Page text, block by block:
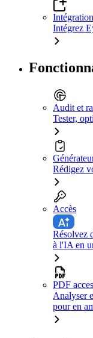
Intégrez
Audit et
Tester,
Rédigez
Accès
Résolvez
à l'IA en
PDF
Analyser
pour en